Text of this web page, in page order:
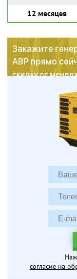
12 месяцев
Закажите
АВР прямо
скидку от
согласие на